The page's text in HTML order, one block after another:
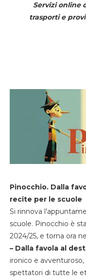
Servizi online
trasporti e
Pinocchio. Dalla
recite per le scuole
Si rinnova
scuole. Pinocchio è
2024/25, e torna ora
– Dalla favola al
ironico e
spettatori di tutte le